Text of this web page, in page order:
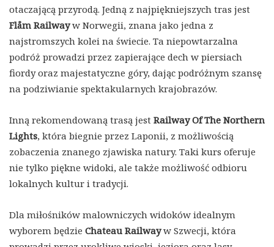
otaczającą przyrodą. Jedną z najpiękniejszych tras jest
Flåm Railwayw Norwegii, znana jako jedna z
najstromszych kolei na świecie. Ta niepowtarzalna
podróż prowadzi przez zapierające dech w piersiach
fiordy oraz majestatyczne góry, dając podróżnym szansę
na podziwianie spektakularnych krajobrazów.
Inną rekomendowaną trasą jest Railway Of The Northern
Lights, która biegnie przez Laponii, z możliwością
zobaczenia znanego zjawiska natury. Taki kurs oferuje
nie tylko piękne widoki, ale także możliwość odbioru
lokalnych kultur i tradycji.
Dla miłośników malowniczych widoków idealnym
wyborem będzie Chateau Railwayw Szwecji, która